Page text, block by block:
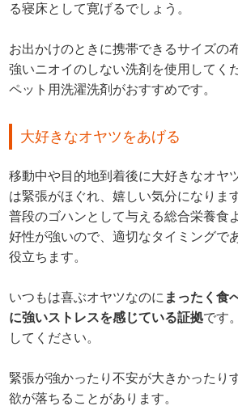
る寝床として寛げるでしょう。
お出かけのときに携帯できるサイズの
強いニオイのしない洗剤を使用してく
ペット用洗濯洗剤がおすすめです。
大好きなオヤツをあげる
移動中や目的地到着後に大好きなオヤ
は緊張がほぐれ、嬉しい気分になります
普段のゴハンとして与える総合栄養食
好性が強いので、適切なタイミングで
役立ちます。
いつもは喜ぶオヤツなのに まったく食
に強いストレスを感じている証拠です
してください。
緊張が強かったり不安が大きかったり
欲が落ちることがあります。